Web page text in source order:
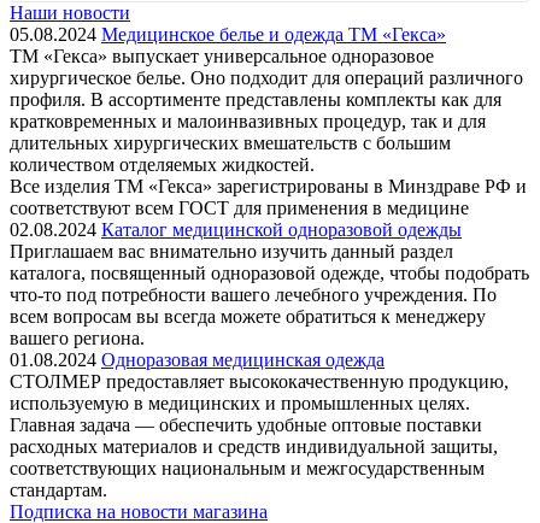
Наши новости
05.08.2024 Медицинское белье и одежда ТМ «Гекса»
ТМ «Гекса» выпускает универсальное одноразовое
хирургическое белье. Оно подходит для операций различного
профиля. В ассортименте представлены комплекты как для
кратковременных и малоинвазивных процедур, так и для
длительных хирургических вмешательств с большим
количеством отделяемых жидкостей.
Все изделия ТМ «Гекса» зарегистрированы в Минздраве РФ и
соответствуют всем ГОСТ для применения в медицине
02.08.2024 Каталог медицинской одноразовой одежды
Приглашаем вас внимательно изучить данный раздел
каталога, посвященный одноразовой одежде, чтобы подобрать
что-то под потребности вашего лечебного учреждения. По
всем вопросам вы всегда можете обратиться к менеджеру
вашего региона.
01.08.2024 Одноразовая медицинская одежда
СТОЛМЕР предоставляет высококачественную продукцию,
используемую в медицинских и промышленных целях.
Главная задача — обеспечить удобные оптовые поставки
расходных материалов и средств индивидуальной защиты,
соответствующих национальным и межгосударственным
стандартам.
Подписка на новости магазина